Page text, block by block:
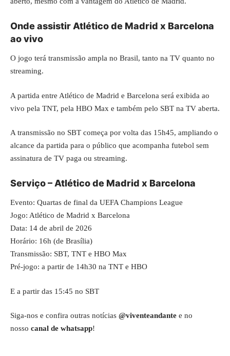
Onde assistir Atlético de Madrid x Barcelona
ao vivo
O jogo terá transmissão ampla no Brasil, tanto na TV quanto no
streaming.
A partida entre Atlético de Madrid e Barcelona será exibida ao
vivo pela TNT, pela HBO Max e também pelo SBT na TV aberta.
A transmissão no SBT começa por volta das 15h45, ampliando o
alcance da partida para o público que acompanha futebol sem
assinatura de TV paga ou streaming.
Serviço – Atlético de Madrid x Barcelona
Evento: Quartas de final da UEFA Champions League
Jogo: Atlético de Madrid x Barcelona
Data: 14 de abril de 2026
Horário: 16h (de Brasília)
Transmissão: SBT, TNT e HBO Max
Pré-jogo: a partir de 14h30 na TNT e HBO
E a partir das 15:45 no SBT
Siga-nos e confira outras notícias @viventeandante e no
nosso canal de whatsapp!